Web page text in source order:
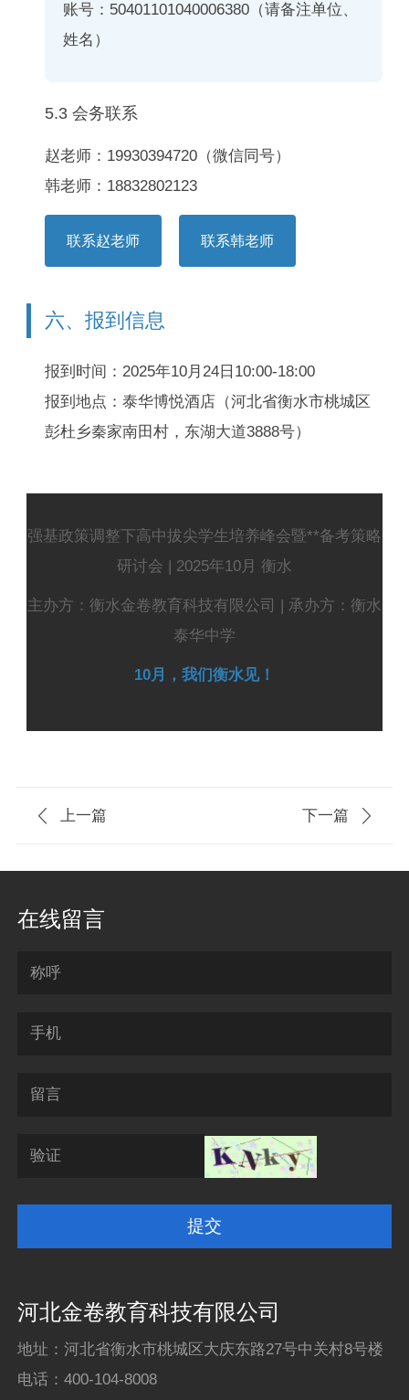
账号：50401101040006380（请备注单位、
姓名）
5.3 会务联系
赵老师：19930394720（微信同号）
韩老师：18832802123
联系赵老师 联系韩老师
六、报到信息
报到时间： 2025年10月24日10:00-18:00
报到地点： 泰华博悦酒店（河北省衡水市桃城区
彭杜乡秦家南田村，东湖大道3888号）
强基政策调整下高中拔尖学生培养峰会暨**备考策略
研讨会 | 2025年10月 衡水
主办方：衡水金卷教育科技有限公司 | 承办方：衡水
泰华中学
10月，我们衡水见！
 上一篇 下一篇 
在线留言
称呼
手机
留言
验证
河北金卷教育科技有限公司
地址：河北省衡水市桃城区大庆东路27号中关村8号楼
电话：400-104-8008